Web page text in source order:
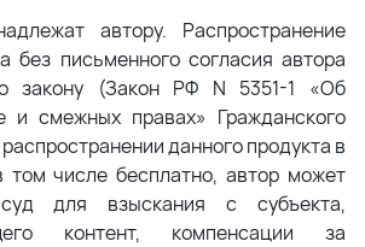
автору. Распространение
без письменного согласия автора
закону (Закон РФ N 5351-1 «Об
и смежных правах» Гражданского
данного продукта в
том числе бесплатно, автор может
для взыскания с субъекта,
контент, компенсации за